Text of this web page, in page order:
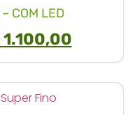
COM LED
1.100,00